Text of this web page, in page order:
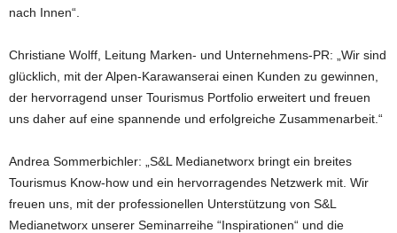
nach Innen“.
Christiane Wolff, Leitung Marken- und Unternehmens-PR: „Wir sind
glücklich, mit der Alpen-Karawanserai einen Kunden zu gewinnen,
der hervorragend unser Tourismus Portfolio erweitert und freuen
uns daher auf eine spannende und erfolgreiche Zusammenarbeit.“
Andrea Sommerbichler: „S&L Medianetworx bringt ein breites
Tourismus Know-how und ein hervorragendes Netzwerk mit. Wir
freuen uns, mit der professionellen Unterstützung von S&L
Medianetworx unserer Seminarreihe “Inspirationen“ und die